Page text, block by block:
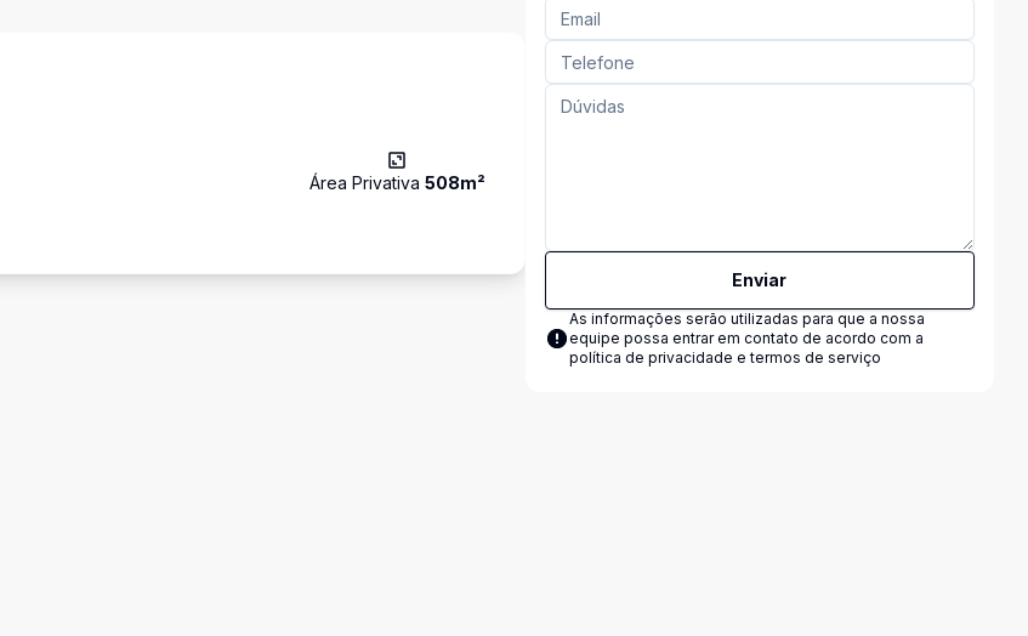
Área Privativa 508m²
Enviar
As informações serão utilizadas para que a nossa
equipe possa entrar em contato de acordo com a
política de privacidade e termos de serviço